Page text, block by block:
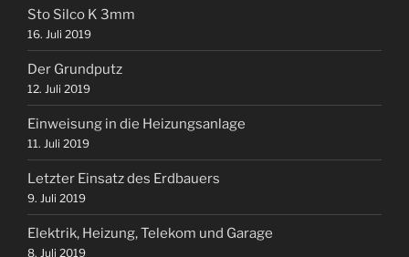
Sto Silco K 3mm
16. Juli 2019
Der Grundputz
12. Juli 2019
Einweisung in die Heizungsanlage
11. Juli 2019
Letzter Einsatz des Erdbauers
9. Juli 2019
Elektrik, Heizung, Telekom und Garage
8. Juli 2019